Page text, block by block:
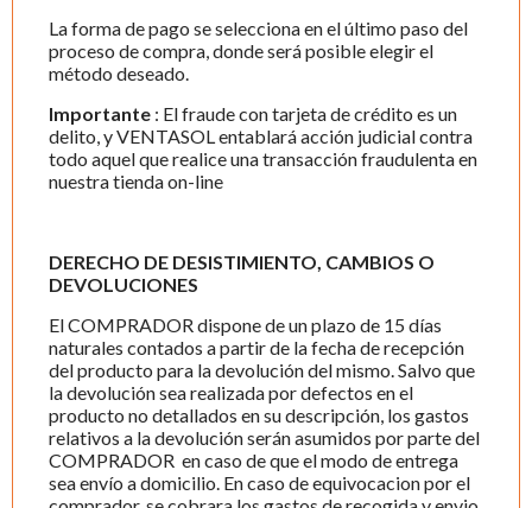
La forma de pago se selecciona en el último paso del
proceso de compra, donde será posible elegir el
método deseado.
Importante : El fraude con tarjeta de crédito es un
delito, y VENTASOL entablará acción judicial contra
todo aquel que realice una transacción fraudulenta en
nuestra tienda on-line
DERECHO DE DESISTIMIENTO, CAMBIOS O
DEVOLUCIONES
El COMPRADOR dispone de un plazo de 15 días
naturales contados a partir de la fecha de recepción
del producto para la devolución del mismo. Salvo que
la devolución sea realizada por defectos en el
producto no detallados en su descripción, los gastos
relativos a la devolución serán asumidos por parte del
COMPRADOR en caso de que el modo de entrega
sea envío a domicilio. En caso de equivocacion por el